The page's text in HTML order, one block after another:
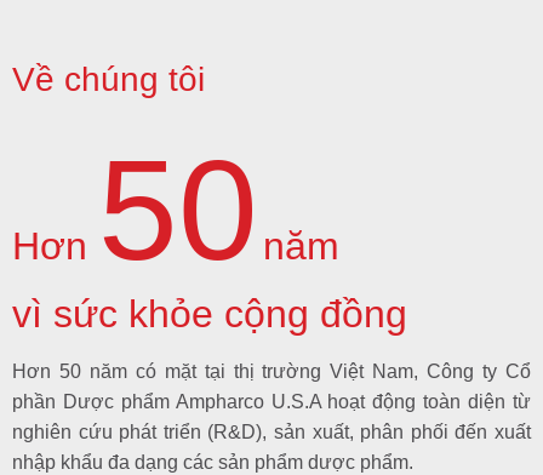
Về chúng tôi
Hơn 50 năm
vì sức khỏe cộng đồng
Hơn 50 năm có mặt tại thị trường Việt Nam, Công ty Cổ
phần Dược phẩm Ampharco U.S.A hoạt động toàn diện từ
nghiên cứu phát triển (R&D), sản xuất, phân phối đến xuất
nhập khẩu đa dạng các sản phẩm dược phẩm.